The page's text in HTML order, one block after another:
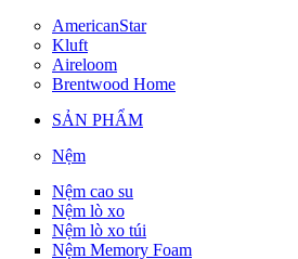
AmericanStar
Kluft
Aireloom
Brentwood Home
SẢN PHẨM
Nệm
Nệm cao su
Nệm lò xo
Nệm lò xo túi
Nệm Memory Foam